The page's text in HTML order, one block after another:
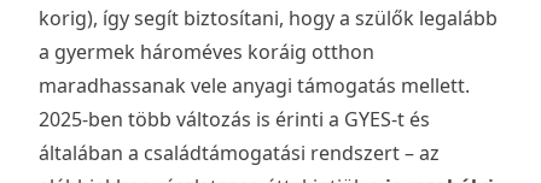
korig), így segít biztosítani, hogy a szülők legalább
a gyermek hároméves koráig otthon
maradhassanak vele anyagi támogatás mellett.
2025-ben több változás is érinti a GYES-t és
általában a családtámogatási rendszert – az